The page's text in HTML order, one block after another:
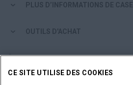
PLUS D’INFORMATIONS DE CASE
OUTILS D'ACHAT
ÊTES-VOUS UN CONCESSIONNAIRE ?
CE SITE UTILISE DES COOKIES